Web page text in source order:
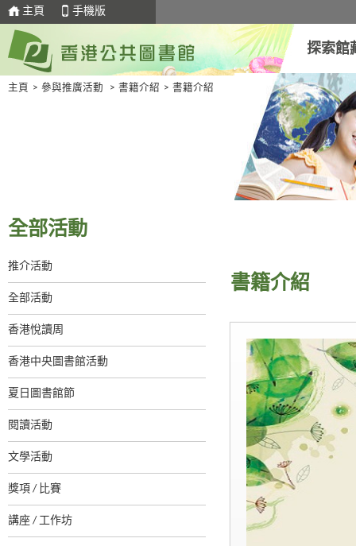
主頁 手機版
探索館
主頁 > 參與推廣活動 > 書籍介紹 > 書籍介紹
全部活動
推介活動
全部活動
香港悅讀周
香港中央圖書館活動
夏日圖書館節
閱讀活動
文學活動
獎項 / 比賽
講座 / 工作坊
書籍介紹